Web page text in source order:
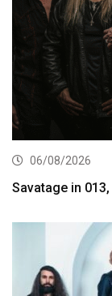
06/08/2026
Savatage in